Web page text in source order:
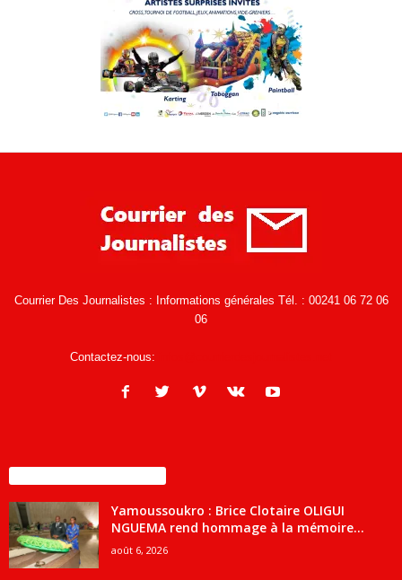
Courrier Des Journalistes : Informations générales Tél. : 00241 06 72 06
06
Contactez-nous:
Yamoussoukro : Brice Clotaire OLIGUI
NGUEMA rend hommage à la mémoire...
août 6, 2026